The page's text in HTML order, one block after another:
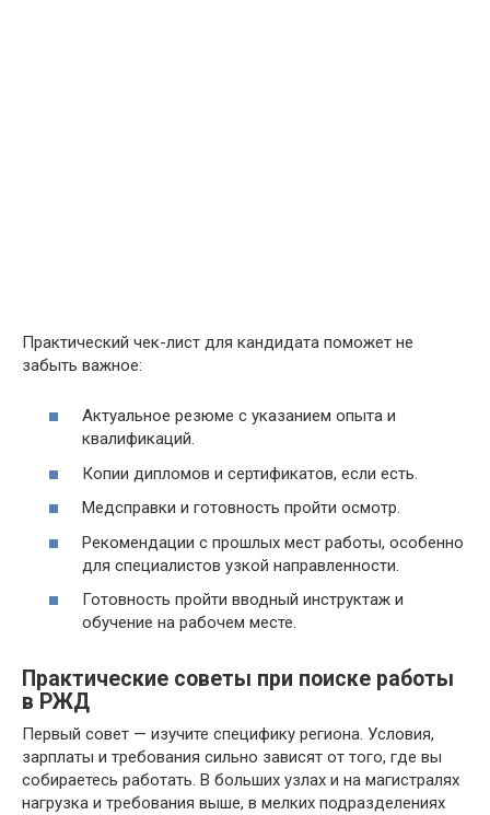
Практический чек-лист для кандидата поможет не
забыть важное:
Актуальное резюме с указанием опыта и
квалификаций.
Копии дипломов и сертификатов, если есть.
Медсправки и готовность пройти осмотр.
Рекомендации с прошлых мест работы, особенно
для специалистов узкой направленности.
Готовность пройти вводный инструктаж и
обучение на рабочем месте.
Практические советы при поиске работы
в РЖД
Первый совет — изучите специфику региона. Условия,
зарплаты и требования сильно зависят от того, где вы
собираетесь работать. В больших узлах и на магистралях
нагрузка и требования выше, в мелких подразделениях